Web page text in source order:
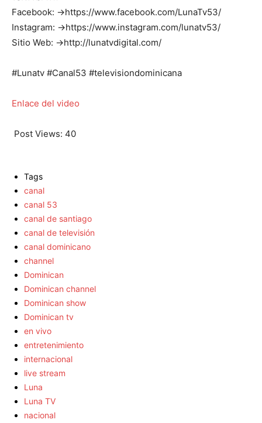
Facebook: →https://www.facebook.com/LunaTv53/
Instagram: →https://www.instagram.com/lunatv53/
Sitio Web: →http://lunatvdigital.com/
#Lunatv #Canal53 #televisiondominicana
Enlace del video
Post Views: 40
Tags
canal
canal 53
canal de santiago
canal de televisión
canal dominicano
channel
Dominican
Dominican channel
Dominican show
Dominican tv
en vivo
entretenimiento
internacional
live stream
Luna
Luna TV
nacional